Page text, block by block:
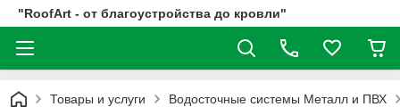
"RoofArt - от благоустройства до кровли"
Товары и услуги Водосточные системы Металл и ПВХ